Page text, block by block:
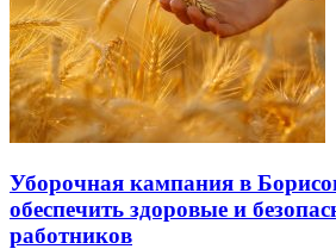
Уборочная кампания в
обеспечить здоровые и
работников